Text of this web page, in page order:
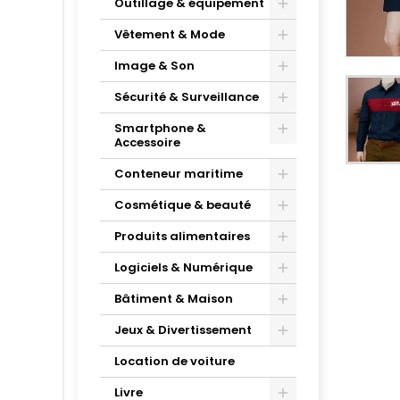
Vêtement & Mode
Image & Son
Sécurité & Surveillance
Smartphone &
Accessoire
Conteneur maritime
Cosmétique & beauté
Produits alimentaires
Logiciels & Numérique
Bâtiment & Maison
Jeux & Divertissement
Location de voiture
Livre